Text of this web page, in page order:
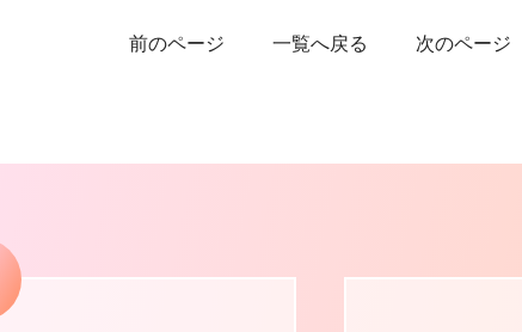
前のページ 次のページ
一覧へ戻る